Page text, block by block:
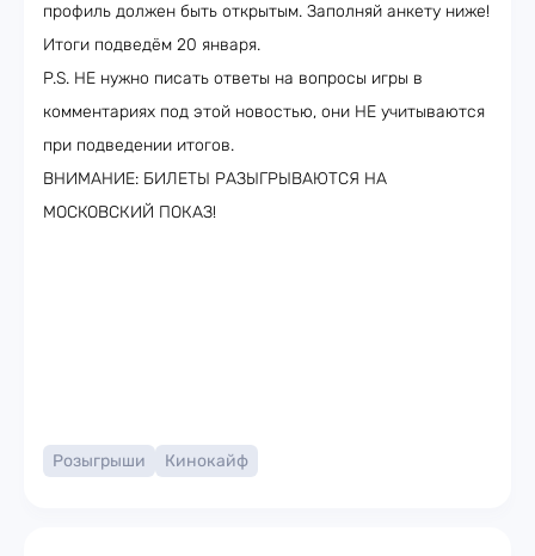
профиль должен быть открытым. Заполняй анкету ниже!
Итоги подведём 20 января.
P.S. НЕ нужно писать ответы на вопросы игры в
комментариях под этой новостью, они НЕ учитываются
при подведении итогов.
ВНИМАНИЕ: БИЛЕТЫ РАЗЫГРЫВАЮТСЯ НА
МОСКОВСКИЙ ПОКАЗ!
Розыгрыши Кинокайф